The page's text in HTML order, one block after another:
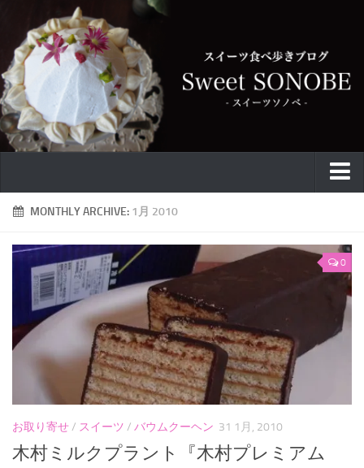
特集
スイーツ
ケーキ
カフェ
バウムクーヘン
パンケーキ
焼き菓子
和菓子
MONTHLY ARCHIVE: 1月 2010
0
お取り寄せ/ スイーツ / バウムクーヘン 31 1月, 2010
木村ミルクプラント『木村プレミアム